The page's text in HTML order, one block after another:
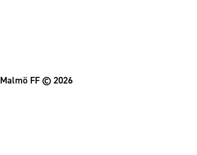
Malmö FF© 2026